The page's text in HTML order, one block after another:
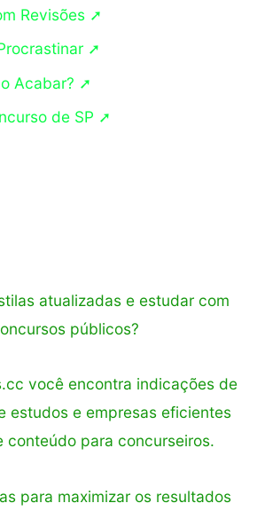
Revisões ➚
➚
Acabar? ➚
de SP ➚
atualizadas e estudar com
públicos?
você encontra indicações de
estudos e empresas eficientes
conteúdo para concurseiros.
para maximizar os resultados